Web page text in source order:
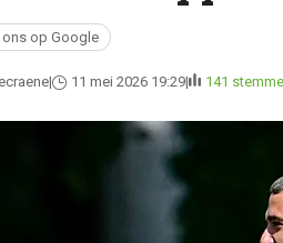
op Google
11 mei 2026 19:29 141